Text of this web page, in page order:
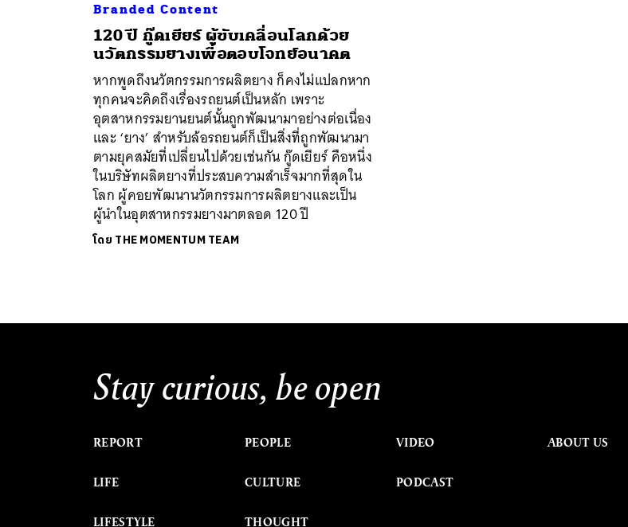
Branded Content
120 ปี กู๊ดเยียร์ ผู้ขับเคลื่อนโลกด้วย
นวัตกรรมยางเพื่อตอบโจทย์อนาคต
หากพูดถึงนวัตกรรมการผลิตยาง ก็คงไม่แปลกหาก
ทุกคนจะคิดถึงเรื่องรถยนต์เป็นหลัก เพราะ
อุตสาหกรรมยานยนต์นั้นถูกพัฒนามาอย่างต่อเนื่อง
และ ‘ยาง’ สำหรับล้อรถยนต์ก็เป็นสิ่งที่ถูกพัฒนามา
ตามยุคสมัยที่เปลี่ยนไปด้วยเช่นกัน กู๊ดเยียร์ คือหนึ่ง
ในบริษัทผลิตยางที่ประสบความสำเร็จมากที่สุดใน
โลก ผู้คอยพัฒนานวัตกรรมการผลิตยางและเป็น
ผู้นำในอุตสาหกรรมยางมาตลอด 120 ปี
โดย THE MOMENTUM TEAM
Stay curious, be open
REPORT
LIFE
LIFESTYLE
PEOPLE
CULTURE
THOUGHT
VIDEO
PODCAST
ABOUT US
ค้นหา